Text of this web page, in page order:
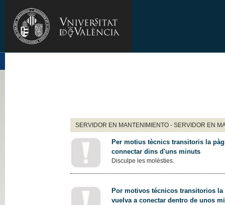
SERVIDOR EN MANTENIMIENTO - SERVIDOR EN
Per motius tècnics transitoris la
connectar dins d'uns minuts
Disculpe les molèsties.
Por motivos técnicos transitorios
vuelva a conectar dentro de unos